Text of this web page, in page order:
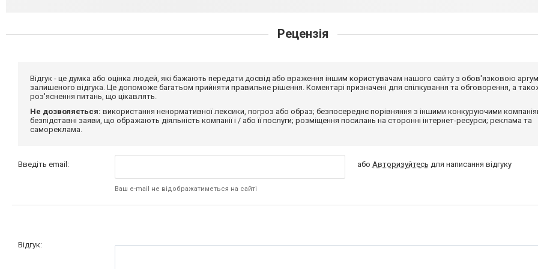
Рецензія
Відгук - це думка або оцінка людей, які бажають передати досвід або враження іншим користувачам нашого сайту з обов'язковою
залишеного відгука. Це допоможе багатьом прийняти правильне рішення. Коментарі призначені для спілкування та обговорення, а
роз'яснення питань, що цікавлять.
Не дозволяється: використання ненормативної лексики, погроз або образ; безпосереднє порівняння з іншими конкуруючими
безпідставні заяви, що ображають діяльність компанії і / або її послуги; розміщення посилань на сторонні інтернет-ресурси; реклама та
самореклама.
Введіть email:
Ваш e-mail не відображатиметься на сайті
або Авторизуйтесь для написання відгуку
Відгук: